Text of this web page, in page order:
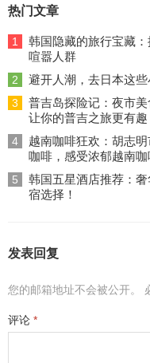
热门文章
1
韩国隐藏的旅行宝藏
喧嚣人群
2 避开人潮，去日本这
3
普吉岛探险记：夜市
让你的普吉之旅更有趣
4
越南咖啡狂欢：胡志
咖啡，感受浓郁越南咖
5
韩国五星酒店推荐：
宿选择！
发表回复
您的邮箱地址不会被公开。
评论 *